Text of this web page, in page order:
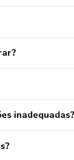
inadequadas?